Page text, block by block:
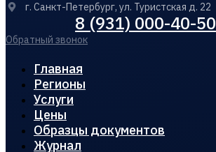
г. Санкт-Петербург, ул. Туристская д. 22
8 (931) 000-40-50
Обратный звонок
Главная
Регионы
Услуги
Цены
Образцы документов
Журнал